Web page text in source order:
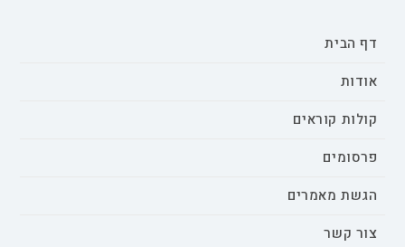
דף הבית
אודות
קולות קוראים
פרסומים
הגשת מאמרים
צור קשר